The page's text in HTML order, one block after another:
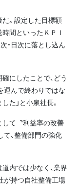
。設定した目標額
間といったＫＰＩ
・日次に落とし込ん
にしたことで、どう
運んで終わりではな
た」と小泉社長。
て〝利益率の改善
、整備部門の強化
内では少なく、業界
が持つ自社整備工場